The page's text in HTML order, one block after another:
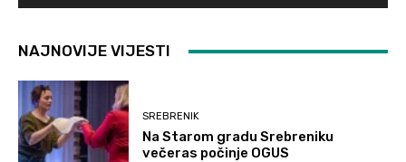
NAJNOVIJE VIJESTI
SREBRENIK
Na Starom gradu Srebreniku
večeras počinje OGUS